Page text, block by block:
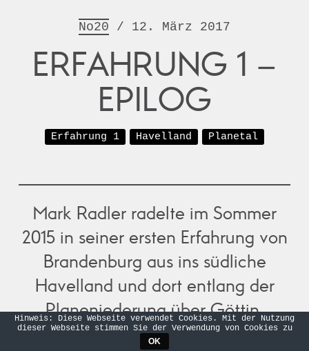
No20 / 12. März 2017
ERFAHRUNG 1 –
EPILOG
Erfahrung 1 Havelland Planetal
Mark Radler radelte im Sommer
2015 in seiner ersten Erfahrung von
Brandenburg aus ins südliche
Havelland und dort entlang der
Planeniederung über Göttin,
Reckahn und Meßdunk bis nach
Hinweis: Diese Webseite verwendet Cookies. Mit der Nutzung
dieser Webseite stimmen Sie der Verwendung von Cookies zu
OK